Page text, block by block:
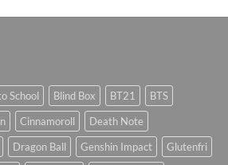
School Blind Box BT21
BTS
Cinnamoroll
Death Note
Dragon Ball Genshin Impact
Glutenfri